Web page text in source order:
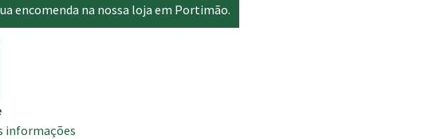
encomenda na nossa loja em Portimão.
informações